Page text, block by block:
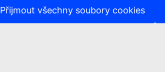
Přijmout všechny soubory cookies